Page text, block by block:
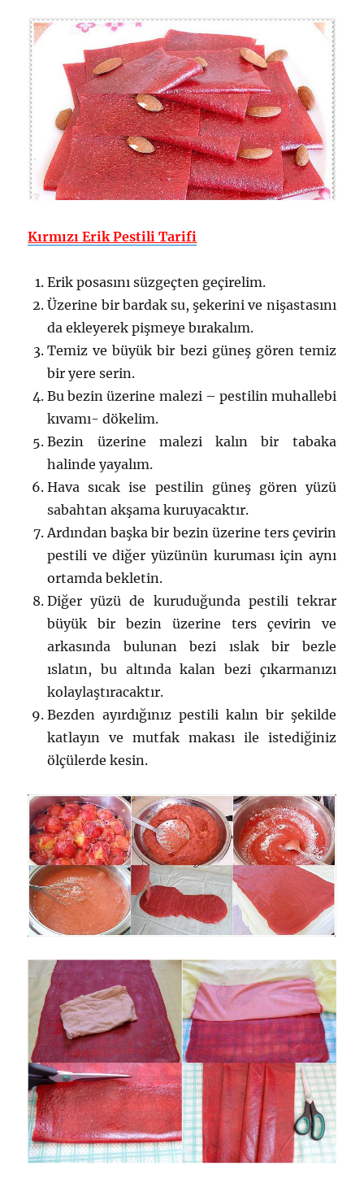
Kırmızı Erik Pestili Tarifi
Erik posasını süzgeçten geçirelim.
Üzerine bir bardak su, şekerini ve nişastasını
da ekleyerek pişmeye bırakalım.
Temiz ve büyük bir bezi güneş gören temiz
bir yere serin.
Bu bezin üzerine malezi – pestilin muhallebi
kıvamı- dökelim.
Bezin üzerine malezi kalın bir tabaka
halinde yayalım.
Hava sıcak ise pestilin güneş gören yüzü
sabahtan akşama kuruyacaktır.
Ardından başka bir bezin üzerine ters çevirin
pestili ve diğer yüzünün kuruması için aynı
ortamda bekletin.
Diğer yüzü de kuruduğunda pestili tekrar
büyük bir bezin üzerine ters çevirin ve
arkasında bulunan bezi ıslak bir bezle
ıslatın, bu altında kalan bezi çıkarmanızı
kolaylaştıracaktır.
Bezden ayırdığınız pestili kalın bir şekilde
katlayın ve mutfak makası ile istediğiniz
ölçülerde kesin.